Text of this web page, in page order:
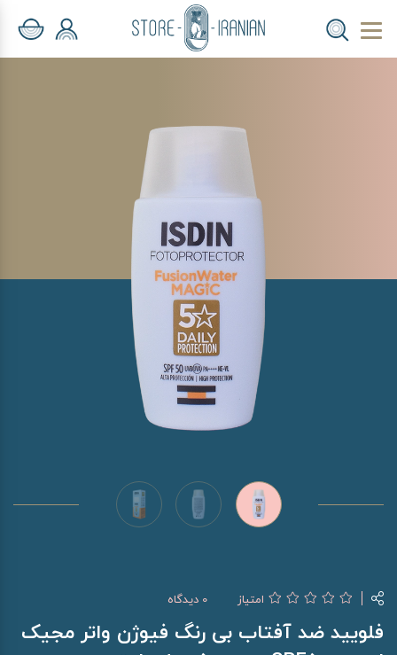
امتیاز 0 دیدگاه
فلویید ضد آفتاب بی رنگ فیوژن واتر مجیک